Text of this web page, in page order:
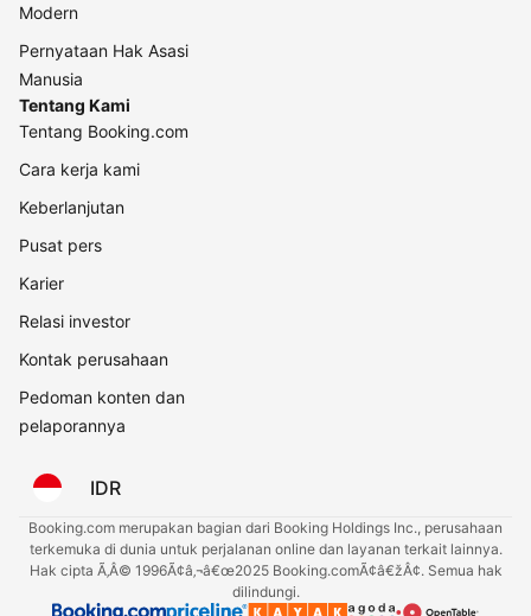
Modern
Pernyataan Hak Asasi
Manusia
Tentang Kami
Tentang Booking.com
Cara kerja kami
Keberlanjutan
Pusat pers
Karier
Relasi investor
Kontak perusahaan
Pedoman konten dan
pelaporannya
IDR
Booking.com merupakan bagian dari Booking Holdings Inc., perusahaan
terkemuka di dunia untuk perjalanan online dan layanan terkait lainnya.
Hak cipta Ã‚Â© 1996Ã¢â‚¬â€œ2025 Booking.comÃ¢â€žÂ¢. Semua hak
dilindungi.